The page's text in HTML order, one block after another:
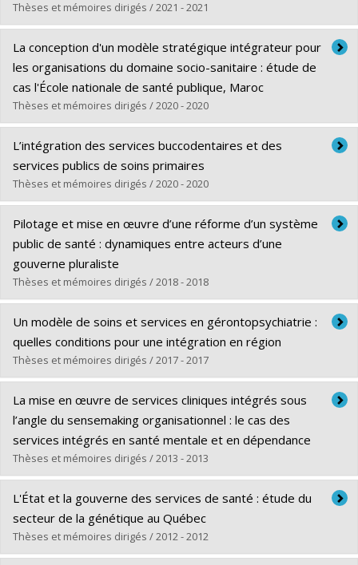
Grade :Ph. D.
Lien vers le document dans Papyrus
Thèses et mémoires dirigés / 2021 - 2021
Graduate :El Khoury, Caline
Cycle :Doctoral
Grade :Ph. D.
Lien vers le document dans Papyrus
La conception d'un modèle stratégique intégrateur pour
les organisations du domaine socio-sanitaire : étude de
cas l'École nationale de santé publique, Maroc
Thèses et mémoires dirigés / 2020 - 2020
Graduate :Iraqi, Hassan
Cycle :Master's
Grade :M. Sc.
Lien vers le document dans Papyrus
L’intégration des services buccodentaires et des
services publics de soins primaires
Thèses et mémoires dirigés / 2020 - 2020
Graduate : Teodorescu, Hermina
Cycle :Doctoral
Grade :Ph. D.
Lien vers le document dans Papyrus
Pilotage et mise en œuvre d’une réforme d’un système
public de santé : dynamiques entre acteurs d’une
gouverne pluraliste
Thèses et mémoires dirigés / 2018 - 2018
Graduate :Collin, Stéphanie
Cycle : Doctoral
Grade :Ph. D.
Lien vers le document dans Papyrus
Un modèle de soins et services en gérontopsychiatrie :
quelles conditions pour une intégration en région
Thèses et mémoires dirigés / 2017 - 2017
Graduate :Bourricand-Valois, Marie-Françoise
Cycle :Master's
Grade :M. Sc.
Lien vers le document dans Papyrus
La mise en œuvre de services cliniques intégrés sous
l’angle du sensemaking organisationnel : le cas des
services intégrés en santé mentale et en dépendance
Thèses et mémoires dirigés / 2013 - 2013
Graduate :Sylvain, Chantal
Cycle :Doctoral
Grade :Ph. D.
Lien vers le document dans Papyrus
L'État et la gouverne des services de santé : étude du
secteur de la génétique au Québec
Thèses et mémoires dirigés / 2012 - 2012